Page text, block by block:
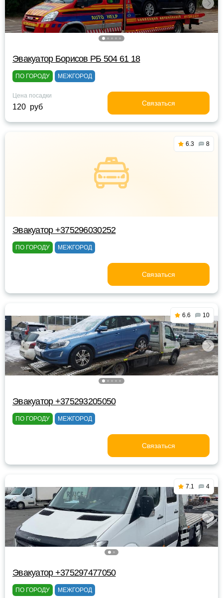
Эвакуатор Борисов РБ 504 61 18
ПО ГОРОДУ МЕЖГОРОД
Цена посадки
120 руб Связаться
6.3 8
Эвакуатор +375296030252
ПО ГОРОДУ МЕЖГОРОД
Связаться
6.6 10
Эвакуатор +375293205050
ПО ГОРОДУ МЕЖГОРОД
Связаться
7.1 4
Эвакуатор +375297477050
ПО ГОРОДУ МЕЖГОРОД